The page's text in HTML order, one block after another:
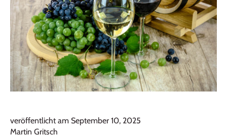
veröffentlicht am September 10, 2025
Martin Gritsch